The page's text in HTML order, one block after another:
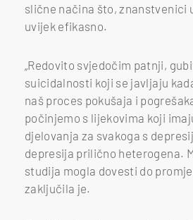
slične načina što, znanstvenici
uvijek efikasno.
„Redovito svjedočim patnji,
suicidalnosti koji se javljaju
naš proces pokušaja i
počinjemo s lijekovima koji
djelovanja za svakoga s
depresija prilično heterogena.
studija mogla dovesti do
zaključila je.